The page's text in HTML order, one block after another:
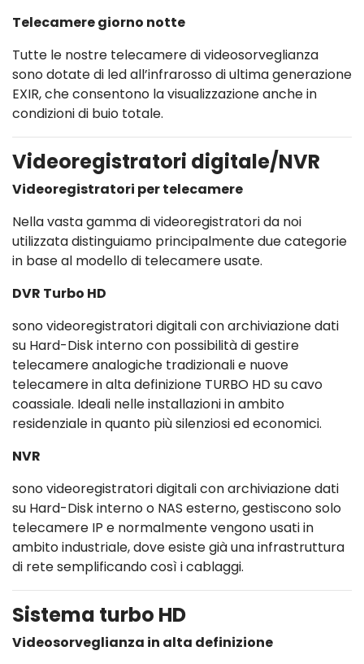
Telecamere giorno notte
Tutte le nostre telecamere di videosorveglianza
sono dotate di led all’infrarosso di ultima generazione
EXIR, che consentono la visualizzazione anche in
condizioni di buio totale.
Videoregistratori digitale/NVR
Videoregistratori per telecamere
Nella vasta gamma di videoregistratori da noi
utilizzata distinguiamo principalmente due categorie
in base al modello di telecamere usate.
DVR Turbo HD
sono videoregistratori digitali con archiviazione dati
su Hard-Disk interno con possibilità di gestire
telecamere analogiche tradizionali e nuove
telecamere in alta definizione TURBO HD su cavo
coassiale. Ideali nelle installazioni in ambito
residenziale in quanto più silenziosi ed economici.
NVR
sono videoregistratori digitali con archiviazione dati
su Hard-Disk interno o NAS esterno, gestiscono solo
telecamere IP e normalmente vengono usati in
ambito industriale, dove esiste già una infrastruttura
di rete semplificando così i cablaggi.
Sistema turbo HD
Videosorveglianza in alta definizione